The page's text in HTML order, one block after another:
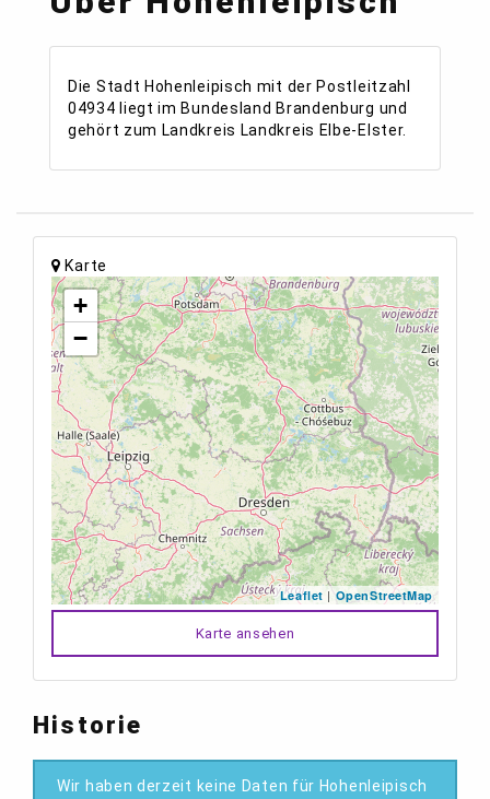
Die Stadt Hohenleipisch mit der Postleitzahl
04934 liegt im Bundesland Brandenburg und
gehört zum Landkreis Landkreis Elbe-Elster.
Karte
+
−
Leaflet | OpenStreetMap
Karte ansehen
Historie
Wir haben derzeit keine Daten für Hohenleipisch